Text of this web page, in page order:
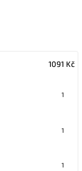
1091 Kč
1
1
1